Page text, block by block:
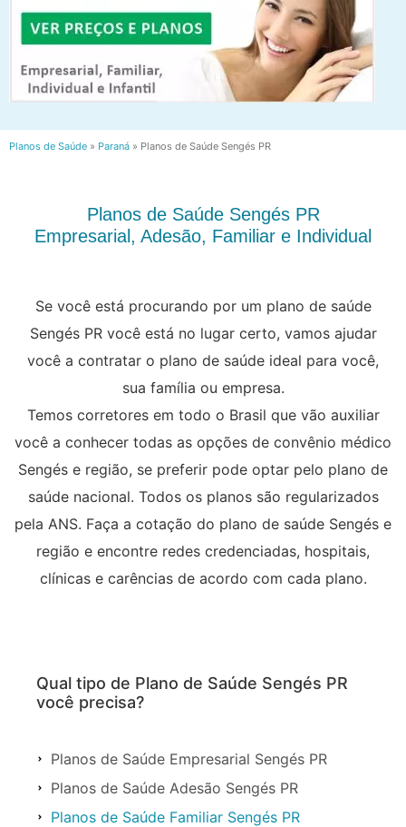
Planos de Saúde » Paraná » Planos de Saúde Sengés PR
Planos de Saúde Sengés PR
Empresarial, Adesão, Familiar e Individual
Se você está procurando por um plano de saúde
Sengés PR você está no lugar certo, vamos ajudar
você a contratar o plano de saúde ideal para você,
sua família ou empresa.
Temos corretores em todo o Brasil que vão auxiliar
você a conhecer todas as opções de convênio médico
Sengés e região, se preferir pode optar pelo plano de
saúde nacional. Todos os planos são regularizados
pela ANS. Faça a cotação do plano de saúde Sengés e
região e encontre redes credenciadas, hospitais,
clínicas e carências de acordo com cada plano.
Qual tipo de Plano de Saúde Sengés PR
você precisa?
Planos de Saúde Empresarial Sengés PR
Planos de Saúde Adesão Sengés PR
Planos de Saúde Familiar Sengés PR